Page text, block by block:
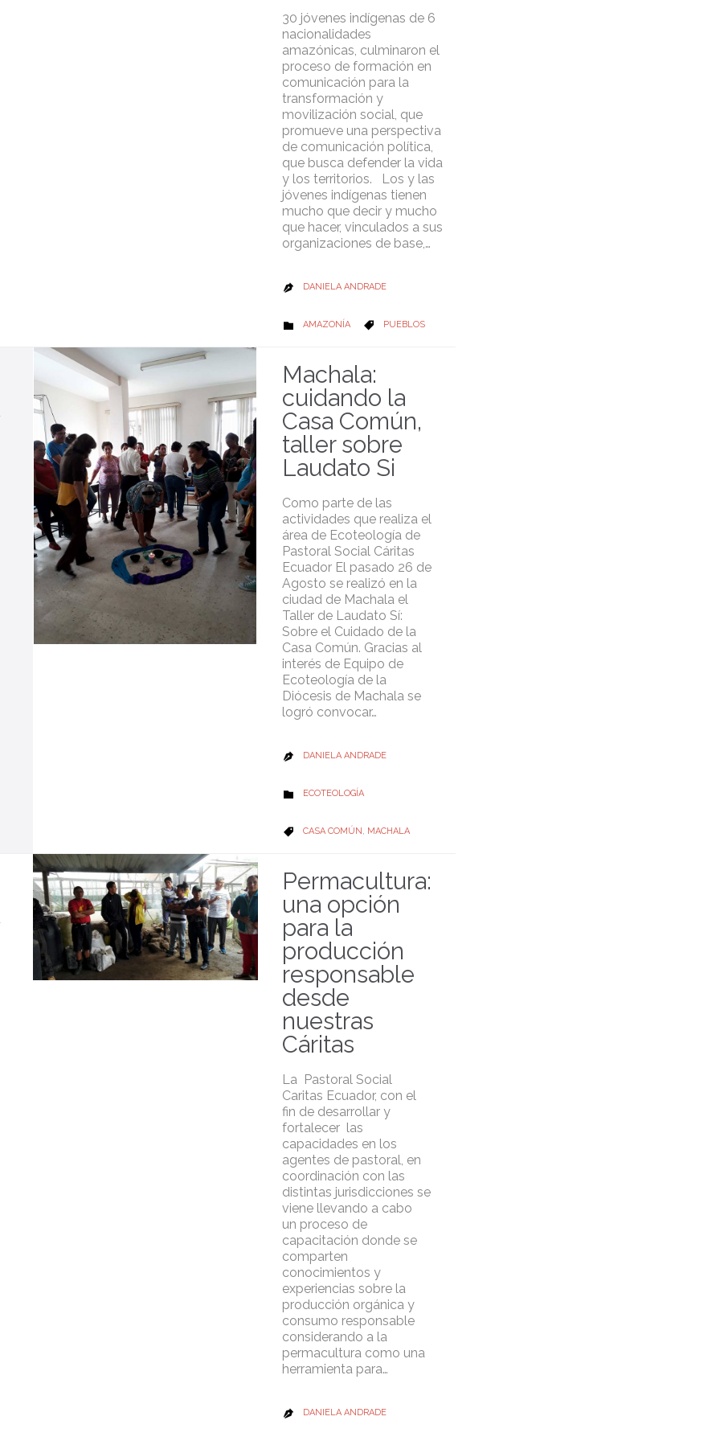
30 jóvenes indígenas de 6
nacionalidades
amazónicas, culminaron el
proceso de formación en
comunicación para la
transformación y
movilización social, que
promueve una perspectiva
de comunicación política,
que busca defender la vida
y los territorios. Los y las
jóvenes indígenas tienen
mucho que decir y mucho
que hacer, vinculados a sus
organizaciones de base,…
 DANIELA ANDRADE
 CATEGORY
AMAZONÍA  CATEGORY
PUEBLOS
Machala:
cuidando la
Casa Común,
taller sobre
Laudato Si
Como parte de las
actividades que realiza el
área de Ecoteología de
Pastoral Social Cáritas
Ecuador El pasado 26 de
Agosto se realizó en la
ciudad de Machala el
Taller de Laudato Sí:
Sobre el Cuidado de la
Casa Común. Gracias al
interés de Equipo de
Ecoteología de la
Diócesis de Machala se
logró convocar…
 DANIELA ANDRADE
 CATEGORY
ECOTEOLOGÍA
 CATEGORY
CASA COMÚN , MACHALA
Permacultura:
una opción
para la
producción
responsable
desde
nuestras
Cáritas
La Pastoral Social
Caritas Ecuador, con el
fin de desarrollar y
fortalecer las
capacidades en los
agentes de pastoral, en
coordinación con las
distintas jurisdicciones se
viene llevando a cabo
un proceso de
capacitación donde se
comparten
conocimientos y
experiencias sobre la
producción orgánica y
consumo responsable
considerando a la
permacultura como una
herramienta para…
 DANIELA ANDRADE